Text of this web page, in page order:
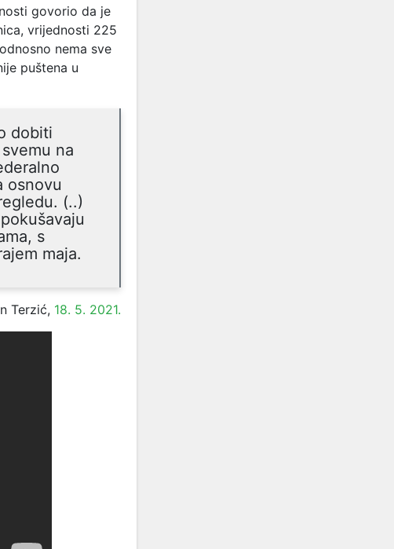
govorio da je
vrijednosti 225
nema sve
puštena u
dobiti
na
osnovu
(..)
s
maja.
Terzić, 18. 5. 2021.